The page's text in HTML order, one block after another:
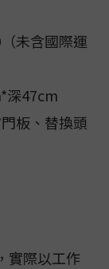
未含國際運
深47cm
板、替換頭
實際以工作